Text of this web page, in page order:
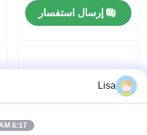
مراقبة الجودة
أخبار
إرسال استفسار
Lisa
6:17 AM